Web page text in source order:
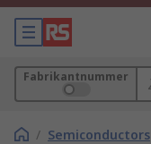
Fabrikantnummer
/ Semiconductors